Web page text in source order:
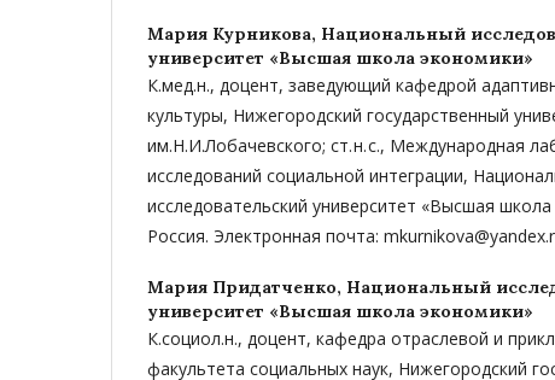
Мария Курникова, Национальный
университет «Высшая школа экономики»
К.мед.н., доцент, заведующий кафедрой
культуры, Нижегородский государственный
им.Н.И.Лобачевского; ст. н. с., Международная
исследований социальной интеграции,
исследовательский университет «Высшая
Россия. Электронная почта:
Мария Придатченко, Национальный
университет «Высшая школа экономики»
К.социол.н., доцент, кафедра отраслевой и
факультета социальных наук, Нижегородский